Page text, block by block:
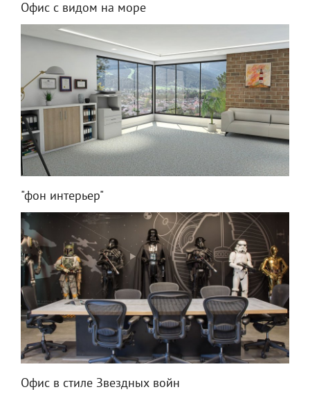
Офис с видом на море
"фон интерьер"
Офис в стиле Звездных войн